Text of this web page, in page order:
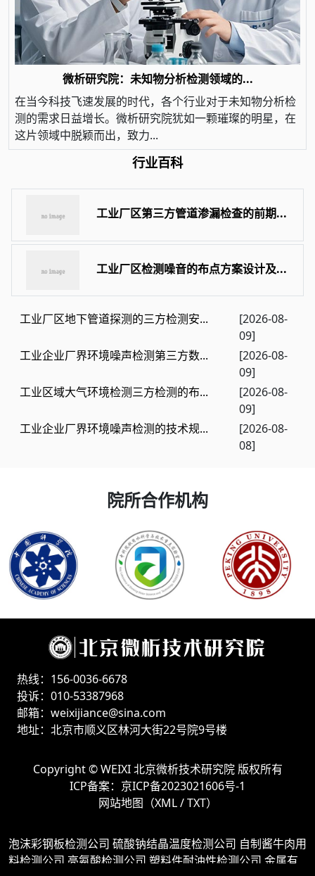
微析研究院：未知物分析检测领域的...
在当今科技飞速发展的时代，各个行业对于未知物分析检
测的需求日益增长。微析研究院犹如一颗璀璨的明星，在
这片领域中脱颖而出，致力...
行业百科
工业厂区第三方管道渗漏检查的前期...
工业厂区检测噪音的布点方案设计及...
工业厂区地下管道探测的三方检测安...
[2026-08-
09]
工业企业厂界环境噪声检测第三方数...
[2026-08-
09]
工业区域大气环境检测三方检测的布...
[2026-08-
09]
工业企业厂界环境噪声检测的技术规...
[2026-08-
08]
院所合作机构
热线：156-0036-6678
投诉：010-53387968
邮箱：weixijiance@sina.com
地址：北京市顺义区林河大街22号院9号楼
Copyright ©WEIXI 北京微析技术研究院版权所有
ICP备案： 京ICP备2023021606号-1
网站地图（XML/TXT）
泡沫彩钢板检测公司 硫酸钠结晶温度检测公司 自制酱牛肉用
料检测公司 亮氨酸检测公司 塑料件耐油性检测公司 金属有